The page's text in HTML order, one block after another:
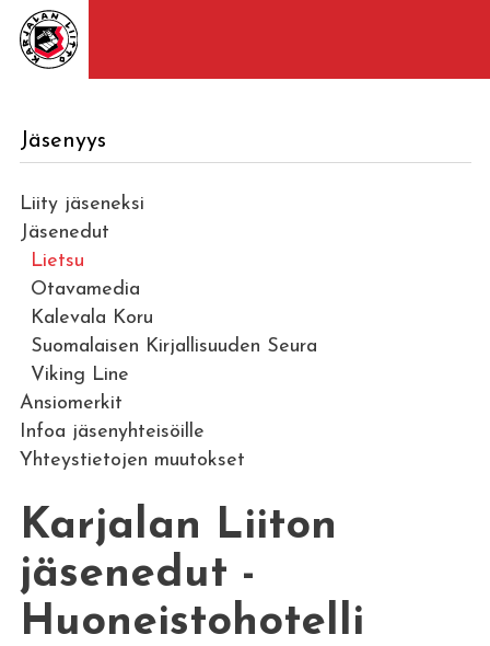
Jäsenyys
Liity jäseneksi
Jäsenedut
Lietsu
Otavamedia
Kalevala Koru
Suomalaisen Kirjallisuuden Seura
Viking Line
Ansiomerkit
Infoa jäsenyhteisöille
Yhteystietojen muutokset
Karjalan Liiton
jäsenedut -
Huoneistohotelli